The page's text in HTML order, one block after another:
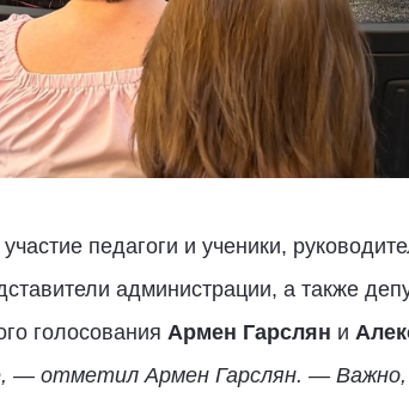
педагоги и ученики,
администрации, а также
голосования Армен Гарслян и
— отметил Армен Гарслян. —